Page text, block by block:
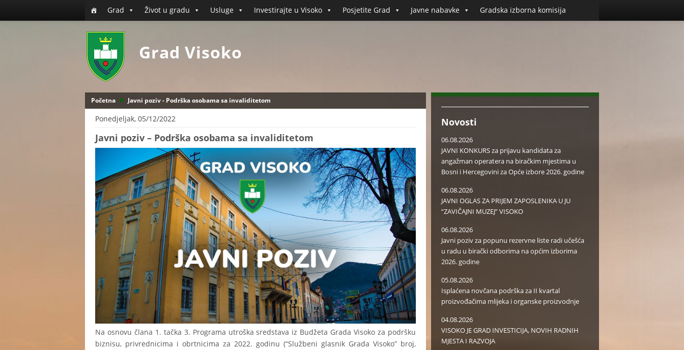
Grad Život u gradu Usluge Investirajte u Visoko Posjetite Grad Javne nabavke Gradska izborna komisija
Grad Visoko
Početna Javni poziv - Podrška osobama sa invaliditetom
Ponedjeljak, 05/12/2022
Javni poziv – Podrška osobama sa invaliditetom
Na osnovu člana 1. tačka 3. Programa utroška sredstava iz Budžeta Grada Visoko za podršku
biznisu, privrednicima i obrtnicima za 2022. godinu (“Službeni glasnik Grada Visoko” broj,
Novosti
06.08.2026
JAVNI KONKURS za prijavu kandidata za
angažman operatera na biračkim mjestima u
Bosni i Hercegovini za Opće izbore 2026. godine
06.08.2026
JAVNI OGLAS ZA PRIJEM ZAPOSLENIKA U JU
“ZAVIČAJNI MUZEJ” VISOKO
06.08.2026
Javni poziv za popunu rezervne liste radi učešća
u radu u birački odborima na općim izborima
2026. godine
05.08.2026
Isplaćena novčana podrška za II kvartal
proizvođačima mlijeka i organske proizvodnje
04.08.2026
VISOKO JE GRAD INVESTICIJA, NOVIH RADNIH
MJESTA I RAZVOJA